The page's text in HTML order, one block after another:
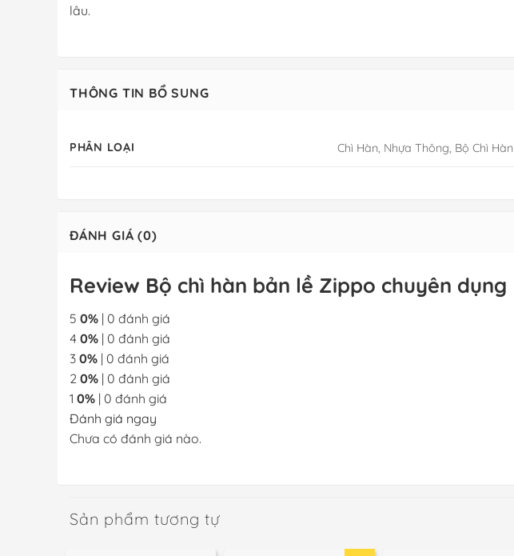
lâu.
THÔNG TIN BỔ SUNG
PHÂN LOẠI Chì Hàn, Nhựa Thông, Bộ Chì Hàn
ĐÁNH GIÁ (0)
Review Bộ chì hàn bản lề Zippo chuyên dụng
5 0% | 0 đánh giá
4 0% | 0 đánh giá
3 0% | 0 đánh giá
2 0% | 0 đánh giá
1 0% | 0 đánh giá
Đánh giá ngay
Chưa có đánh giá nào.
Sản phẩm tương tự